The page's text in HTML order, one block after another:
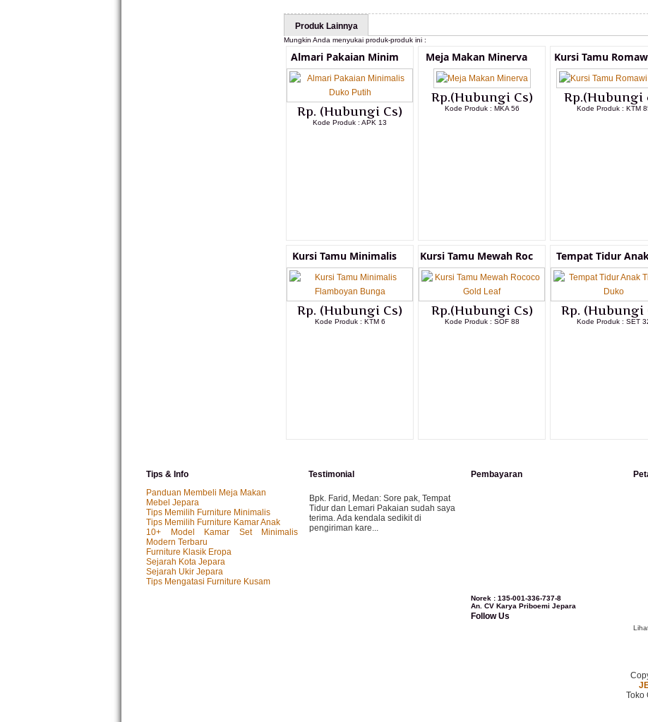
Produk Lainnya
Mungkin Anda menyukai produk-produk ini :
Almari Pakaian Minim
Rp. (Hubungi Cs)
Kode Produk : APK 13
Meja Makan Minerva
Rp.(Hubungi Cs)
Kode Produk : MKA 56
Kursi Tamu
Rp.(Hubungi
Kode Produk : KTM
Kursi Tamu Minimalis
Rp. (Hubungi Cs)
Kode Produk : KTM 6
Kursi Tamu Mewah Roc
Rp.(Hubungi Cs)
Kode Produk : SOF 88
Tempat Tidur
Rp. (Hubungi
Kode Produk : SET
Tips & Info
Panduan Membeli Meja Makan
Mebel Jepara
Tips Memilih Furniture Minimalis
Tips Memilih Furniture Kamar Anak
10+ Model Kamar Set Minimalis
Modern Terbaru
Furniture Klasik Eropa
Sejarah Kota Jepara
Sejarah Ukir Jepara
Tips Mengatasi Furniture Kusam
Testimonial
Bpk. Farid, Medan: Sore pak, Tempat
Tidur dan Lemari Pakaian sudah saya
terima. Ada kendala sedikit di
pengiriman kare...
Pembayaran
Norek : 135-001-336-737-8
An. CV Karya Priboemi Jepara
Follow Us
Toko